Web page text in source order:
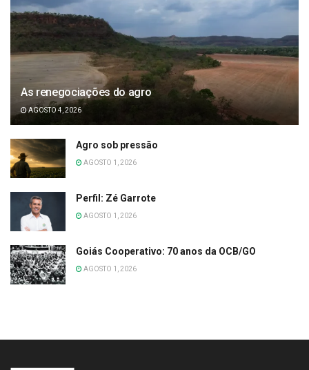
As renegociações do agro
AGOSTO 4, 2026
Agro sob pressão
AGOSTO 1, 2026
Perfil: Zé Garrote
AGOSTO 1, 2026
Goiás Cooperativo: 70 anos da OCB/GO
AGOSTO 1, 2026